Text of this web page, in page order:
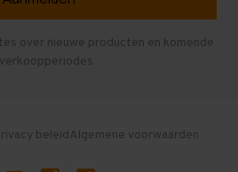
over nieuwe producten en komende
beleidAlgemene voorwaarden